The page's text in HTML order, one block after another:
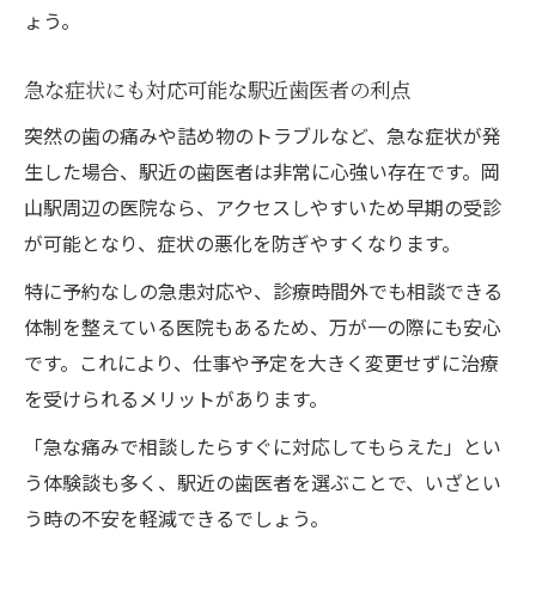
ょう。
急な症状にも対応可能な駅近歯医者の利点
突然の歯の痛みや詰め物のトラブルなど、急な症状が発
生した場合、駅近の歯医者は非常に心強い存在です。岡
山駅周辺の医院なら、アクセスしやすいため早期の受診
が可能となり、症状の悪化を防ぎやすくなります。
特に予約なしの急患対応や、診療時間外でも相談できる
体制を整えている医院もあるため、万が一の際にも安心
です。これにより、仕事や予定を大きく変更せずに治療
を受けられるメリットがあります。
「急な痛みで相談したらすぐに対応してもらえた」とい
う体験談も多く、駅近の歯医者を選ぶことで、いざとい
う時の不安を軽減できるでしょう。